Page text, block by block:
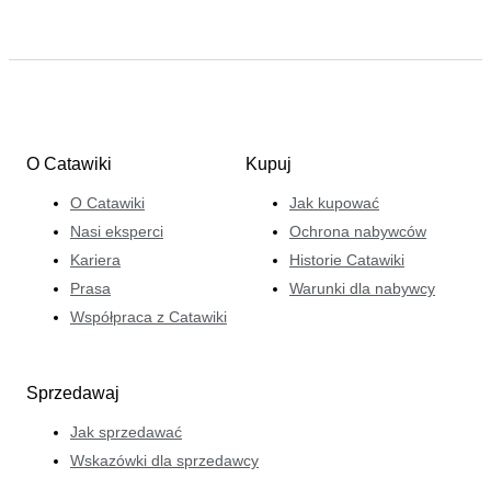
O Catawiki
O Catawiki
Nasi eksperci
Kariera
Prasa
Współpraca z Catawiki
Kupuj
Jak kupować
Ochrona nabywców
Historie Catawiki
Warunki dla nabywcy
Sprzedawaj
Jak sprzedawać
Wskazówki dla sprzedawcy